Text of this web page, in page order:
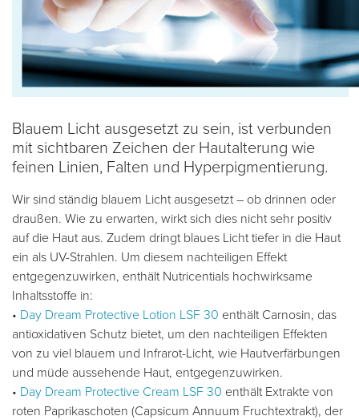
Blauem Licht ausgesetzt zu sein, ist verbunden
mit sichtbaren Zeichen der Hautalterung wie
feinen Linien, Falten und Hyperpigmentierung.
Wir sind ständig blauem Licht ausgesetzt – ob drinnen oder
draußen. Wie zu erwarten, wirkt sich dies nicht sehr positiv
auf die Haut aus. Zudem dringt blaues Licht tiefer in die Haut
ein als UV-Strahlen. Um diesem nachteiligen Effekt
entgegenzuwirken, enthält Nutricentials hochwirksame
Inhaltsstoffe in:
• Day Dream Protective Lotion LSF 30 enthält Carnosin, das
antioxidativen Schutz bietet, um den nachteiligen Effekten
von zu viel blauem und Infrarot-Licht, wie Hautverfärbungen
und müde aussehende Haut, entgegenzuwirken.
• Day Dream Protective Cream LSF 30 enthält Extrakte von
roten Paprikaschoten (Capsicum Annuum Fruchtextrakt), der